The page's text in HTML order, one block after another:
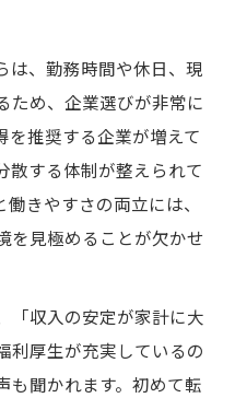
事の転職戦略
キャリアに与える影
る土木工事の職場選
両立も実現可能
と家族の時間確保
バランスの取り方
は、勤務時間や休日、現
ため、企業選びが非常に
を推奨する企業が増えて
散する体制が整えられて
きやすさの両立には、
を見極めることが欠かせ
「収入の安定が家計に大
利厚生が充実しているの
も聞かれます。初めて転